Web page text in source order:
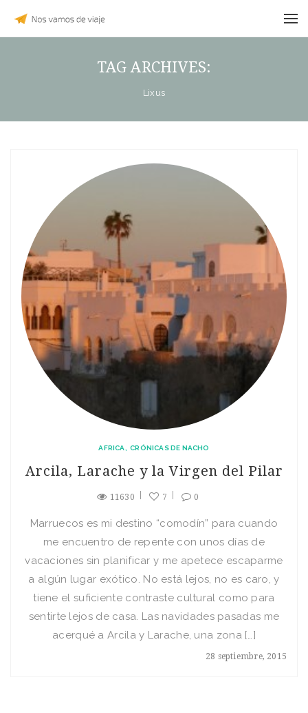
TAG ARCHIVES:
Lixus
AFRICA CRÓNICAS DE NACHO
Arcila, Larache y la Virgen del Pilar
11630 7 0
28 septiembre, 2015
Marruecos es mi destino “comodín” para cuando
me encuentro de repente con unos días de
vacaciones sin planificar y me apetece escaparme
a algún lugar exótico. No está lejos, no es caro, y
tiene el suficiente contraste cultural como para
sentirte lejos de casa. Las navidades pasadas me
acerqué a Arcila y Larache, una zona […]